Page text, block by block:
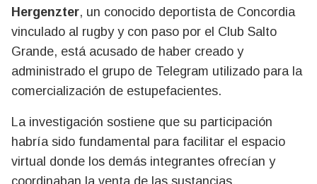
Hergenzter, un conocido deportista de Concordia
vinculado al rugby y con paso por el Club Salto
Grande, está acusado de haber creado y
administrado el grupo de Telegram utilizado para la
comercialización de estupefacientes.
La investigación sostiene que su participación
habría sido fundamental para facilitar el espacio
virtual donde los demás integrantes ofrecían y
coordinaban la venta de las sustancias.